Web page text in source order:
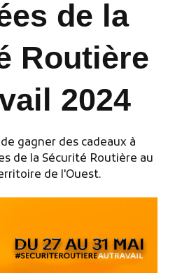
par l'Europe
de la
Routière
2024
gagner des cadeaux à
de la Sécurité Routière au
de l'Ouest.